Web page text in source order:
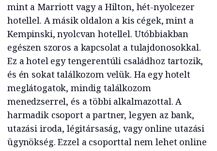
mint a Marriott vagy a Hilton, hét-nyolcezer
hotellel. A másik oldalon a kis cégek, mint a
Kempinski, nyolcvan hotellel. Utóbbiakban
egészen szoros a kapcsolat a tulajdonosokkal.
Ez a hotel egy tengerentúli családhoz tartozik,
és én sokat találkozom velük. Ha egy hotelt
meglátogatok, mindig találkozom
menedzserrel, és a többi alkalmazottal. A
harmadik csoport a partner, legyen az bank,
utazási iroda, légitársaság, vagy online utazási
ügynökség. Ezzel a csoporttal nem lehet online